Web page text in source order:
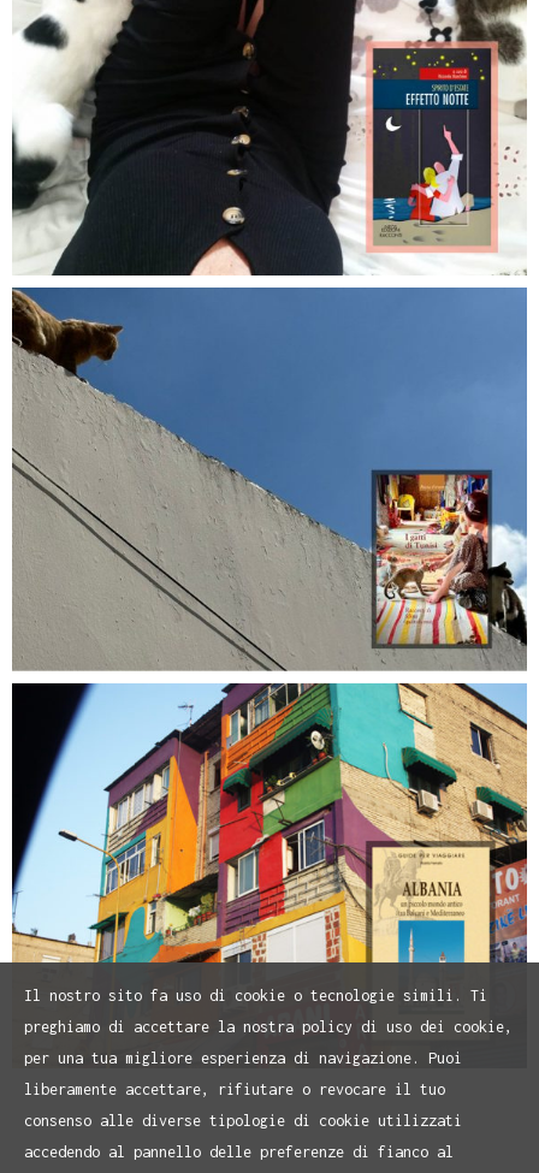
Il nostro sito fa uso di cookie o tecnologie simili. Ti
preghiamo di accettare la nostra policy di uso dei cookie,
per una tua migliore esperienza di navigazione. Puoi
liberamente accettare, rifiutare o revocare il tuo
consenso alle diverse tipologie di cookie utilizzati
accedendo al pannello delle preferenze di fianco al